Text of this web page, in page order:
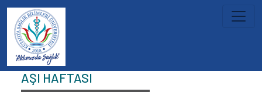
İçeriğe atla
Haberler
AŞI HAFTASI